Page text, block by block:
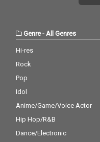
Genre- All Genres
Hi-res
Rock
Pop
Idol
Anime/Game/Voice Actor
Hip Hop/R&B
Dance/Electronic